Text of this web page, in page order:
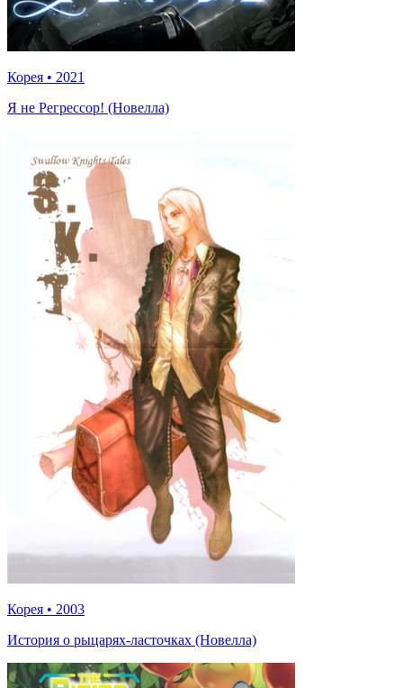
Корея • 2021
Я не Регрессор! (Новелла)
Корея • 2003
История о рыцарях-ласточках (Новелла)